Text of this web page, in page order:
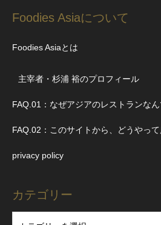
Foodies Asiaについて
Foodies Asiaとは
主宰者・杉浦 裕のプロフィール
FAQ.01：なぜアジアのレストランなん
FAQ.02：このサイトから、どうやっ
privacy policy
カテゴリー